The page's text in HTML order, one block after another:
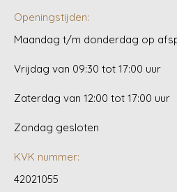
Openingstijden:
Maandag t/m donderdag op
Vrijdag van 09:30 tot 17:00 uur
Zaterdag van 12:00 tot 17:00 uur
Zondag gesloten
KVK nummer:
42021055